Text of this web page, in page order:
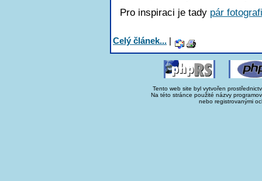
Pro inspiraci je tady pár
Celý článek... |
Tento web site byl vytvořen
Na této stránce použité názvy
nebo registrovanými